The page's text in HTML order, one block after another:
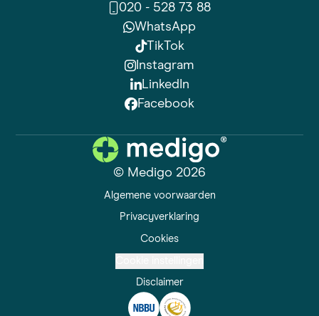
020 - 528 73 88
WhatsApp
TikTok
Instagram
LinkedIn
Facebook
© Medigo 2026
Algemene voorwaarden
Privacyverklaring
Cookies
Disclaimer